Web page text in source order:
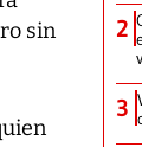
sin
2
3